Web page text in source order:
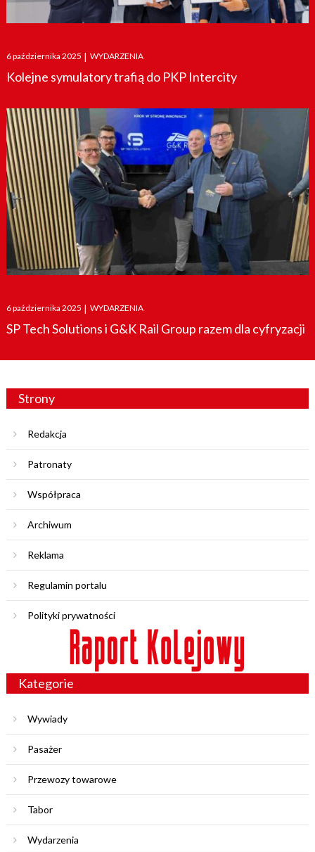
Posted
on
6 października 2025 | WYDARZENIA
Kolejne symulatory trafią do PKP Intercity
Posted
on
6 października 2025 | WYDARZENIA
SP Tech Solutions i G&K Rail Group razem dla cyfryzacji
Strony
Redakcja
Patronaty
Współpraca
Archiwum
Reklama
Regulamin portalu
Polityki prywatności
Kategorie
Wywiady
Pasażer
Przewozy towarowe
Tabor
Wydarzenia